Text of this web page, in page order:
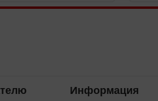
Информация